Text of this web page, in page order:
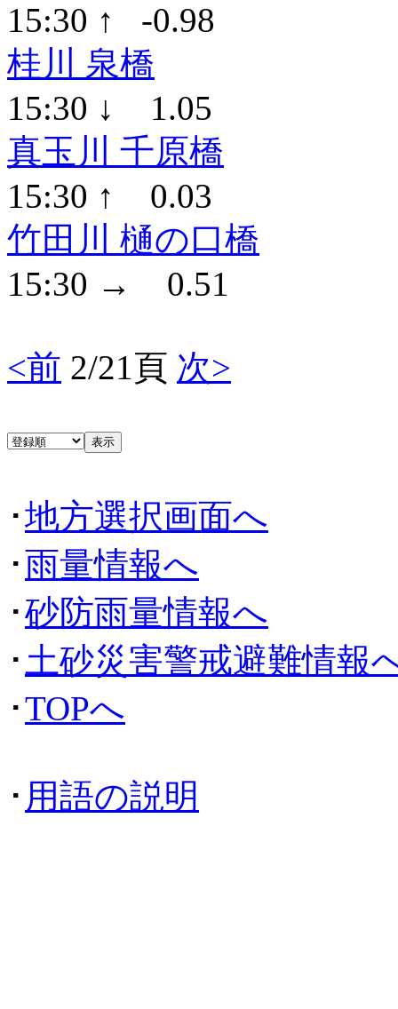
15:30 ↑ -0.98
桂川 泉橋
15:30 ↓ 1.05
真玉川 千原橋
15:30 ↑ 0.03
竹田川 樋の口橋
15:30 → 0.51
<前 2/21頁 次>
･地方選択画面へ
･雨量情報へ
･砂防雨量情報へ
･ 土砂災害警戒避難情報
･TOPへ
･ 用語の説明